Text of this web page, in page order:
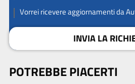
Vorrei ricevere aggiornamenti da
INVIA LA
POTREBBE PIACERTI